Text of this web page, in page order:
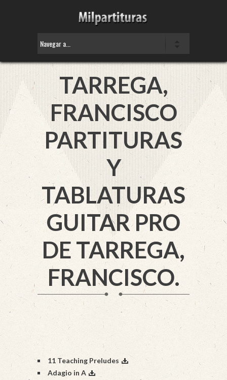
TARREGA,
FRANCISCO
PARTITURAS
Y
TABLATURAS
GUITAR PRO
DE TARREGA,
FRANCISCO.
11 Teaching Preludes
Adagio in A